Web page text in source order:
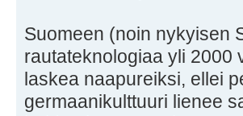
Suomeen (noin nykyisen
rautateknologiaa yli 2000
laskea naapureiksi, ellei
germaanikulttuuri lienee